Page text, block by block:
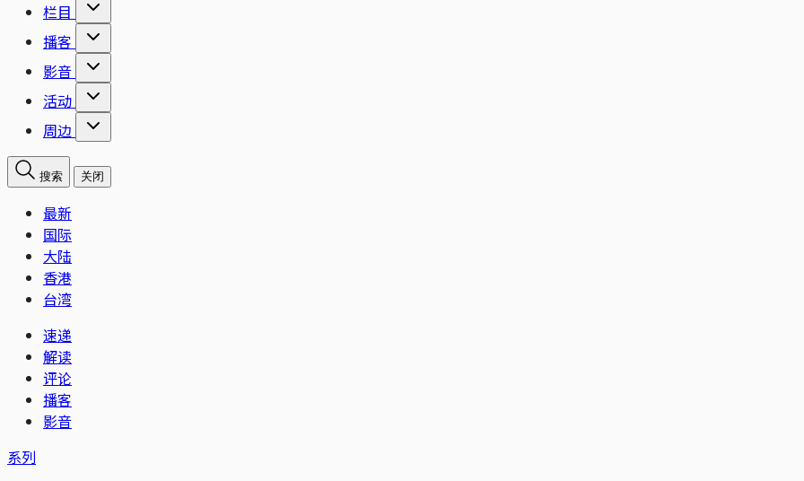
栏目
播客
影音
活动
周边
搜索 关闭
最新
国际
大陆
香港
台湾
速递
解读
评论
播客
影音
系列